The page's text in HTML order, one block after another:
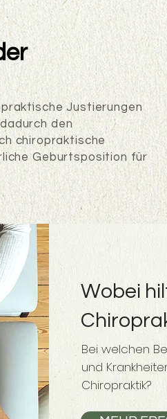
Justierungen
den
chiropraktische
Geburtsposition für
Wobei
Bei welchen
und
Chiropraktik?